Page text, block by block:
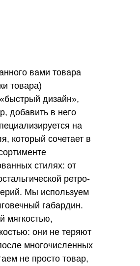
вами товара
товара)
дизайн»,
добавить в него
на
который сочетает в
стилях: от
ретро-
Мы используем
габардин.
мягкостью,
они не теряют
многочисленных
не просто товар,